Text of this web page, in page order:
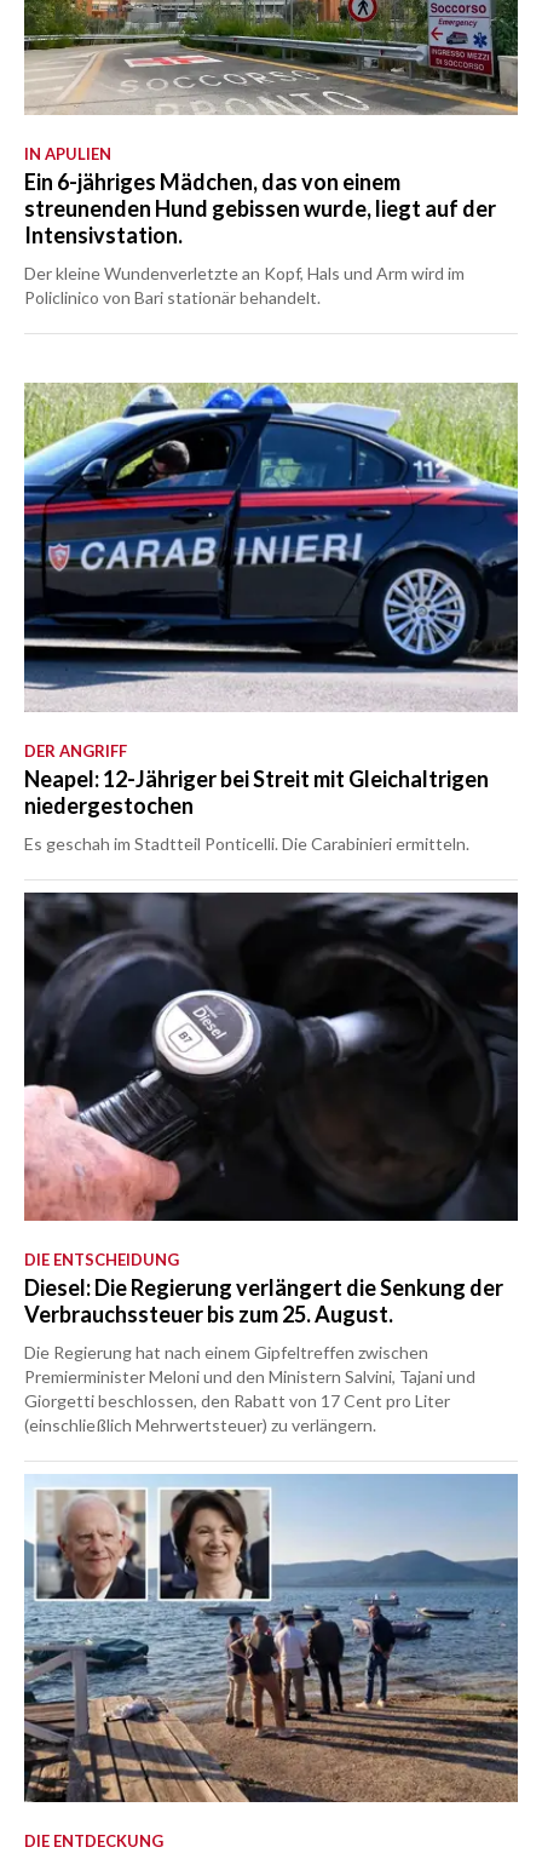
IN APULIEN
Ein 6-jähriges Mädchen, das von einem
streunenden Hund gebissen wurde, liegt auf der
Intensivstation.
Der kleine Wundenverletzte an Kopf, Hals und Arm wird im
Policlinico von Bari stationär behandelt.
DER ANGRIFF
Neapel: 12-Jähriger bei Streit mit Gleichaltrigen
niedergestochen
Es geschah im Stadtteil Ponticelli. Die Carabinieri ermitteln.
DIE ENTSCHEIDUNG
Diesel: Die Regierung verlängert die Senkung der
Verbrauchssteuer bis zum 25. August.
Die Regierung hat nach einem Gipfeltreffen zwischen
Premierminister Meloni und den Ministern Salvini, Tajani und
Giorgetti beschlossen, den Rabatt von 17 Cent pro Liter
(einschließlich Mehrwertsteuer) zu verlängern.
DIE ENTDECKUNG